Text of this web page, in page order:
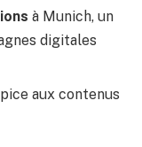
à Munich, un
digitales
aux contenus